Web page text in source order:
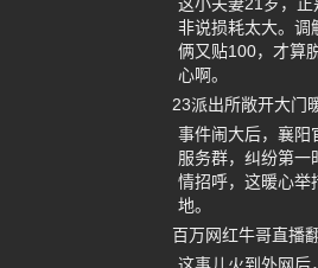
非说损耗太大。调
俩又贴100，才算
心啊。
23派出所敞开大门
事件闹大后，襄阳
服务群，纠纷第一
情招呼，这暖心举
地。
百万网红牛哥直播